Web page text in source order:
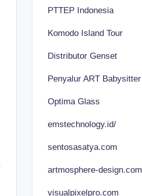
PTTEP Indonesia
Komodo Island Tour
Distributor Genset
Penyalur ART Babysitter
Optima Glass
emstechnology.id/
sentosasatya.com
artmosphere-design.com
visualpixelpro.com